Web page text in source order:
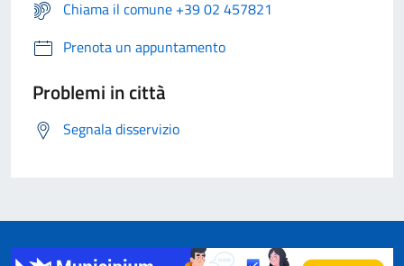
Chiama il comune +39 02 457821
Prenota un appuntamento
Problemi in città
Segnala disservizio